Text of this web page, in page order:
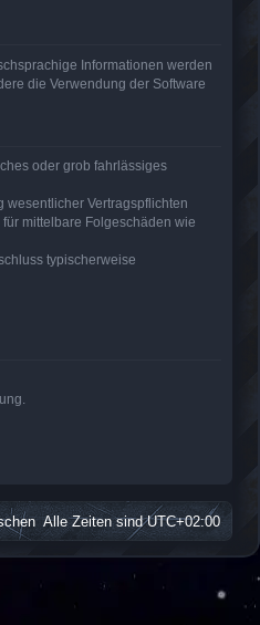
Informationen werden
die Verwendung der Software
oder grob fahrlässiges
wesentlicher Vertragspflichten
mittelbare Folgeschäden wie
typischerweise
Alle Zeiten sindUTC+02:00